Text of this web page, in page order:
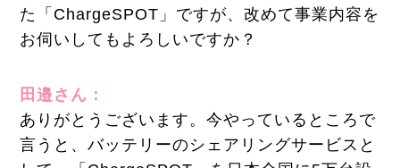
た「ChargeSPOT」ですが、改めて事業内容を
お伺いしてもよろしいですか？
田邉さん：
ありがとうございます。今やっているところで
言うと、バッテリーのシェアリングサービスと